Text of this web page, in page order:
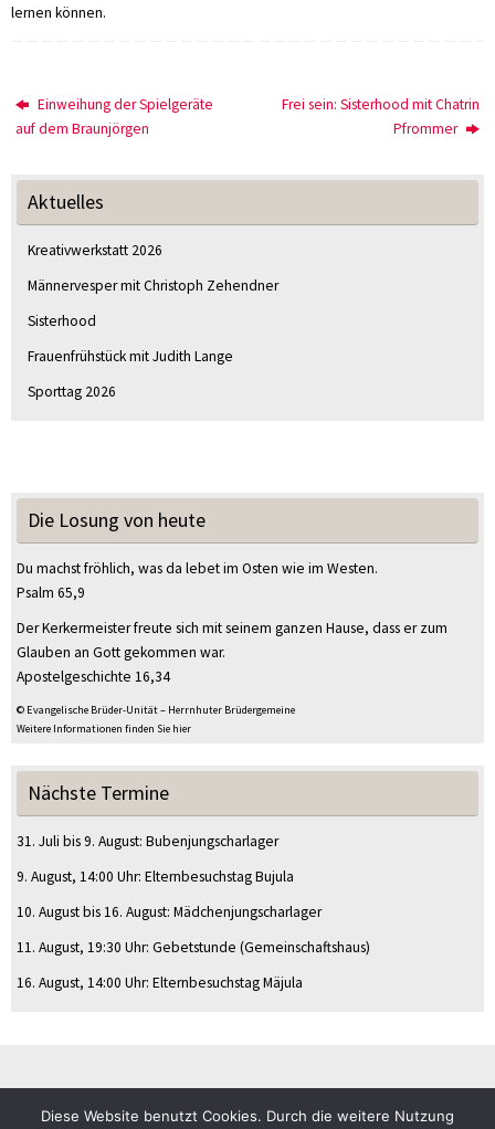
lernen können.
Einweihung der Spielgeräte
auf dem Braunjörgen
Frei sein: Sisterhood mit Chatrin
Pfrommer
Aktuelles
Kreativwerkstatt 2026
Männervesper mit Christoph Zehendner
Sisterhood
Frauenfrühstück mit Judith Lange
Sporttag 2026
Die Losung von heute
Du machst fröhlich, was da lebet im Osten wie im Westen.
Psalm 65,9
Der Kerkermeister freute sich mit seinem ganzen Hause, dass er zum
Glauben an Gott gekommen war.
Apostelgeschichte 16,34
© Evangelische Brüder-Unität – Herrnhuter Brüdergemeine
Weitere Informationen finden Sie hier
Nächste Termine
31. Juli bis9. August: Bubenjungscharlager
9. August, 14:00 Uhr: Elternbesuchstag Bujula
10. Augustbis16. August: Mädchenjungscharlager
11. August, 19:30 Uhr: Gebetstunde (Gemeinschaftshaus)
16. August, 14:00 Uhr: Elternbesuchstag Mäjula
© CVJM Sulz am Eck e.V.
Diese Website benutzt Cookies. Durch die weitere Nutzung